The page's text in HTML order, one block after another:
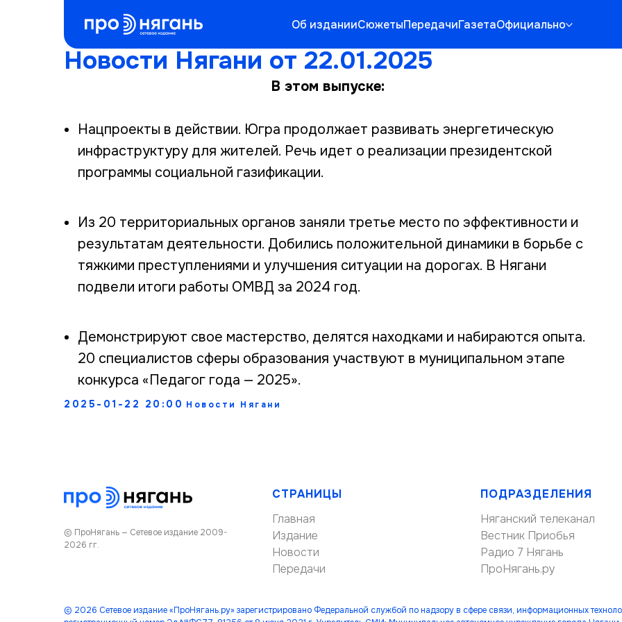
Об изданииСюжетыПередачиГазетаОфициально
Новости Нягани от 22.01.2025
В этом выпуске:
Нацпроекты в действии. Югра продолжает развивать энергетическую
инфраструктуру для жителей. Речь идет о реализации президентской
программы социальной газификации.
Из 20 территориальных органов заняли третье место по эффективности и
результатам деятельности. Добились положительной динамики в борьбе с
тяжкими преступлениями и улучшения ситуации на дорогах. В Нягани
подвели итоги работы ОМВД за 2024 год.
Демонстрируют свое мастерство, делятся находками и набираются опыта.
20 специалистов сферы образования участвуют в муниципальном этапе
конкурса «Педагог года — 2025».
2025-01-22 20:00 Новости Нягани
© ПроНягань — Сетевое издание 2009-
2026 гг.
СТРАНИЦЫ
Главная
Издание
Новости
Передачи
ПОДРАЗДЕЛЕНИЯ
Няганский телеканал
Вестник Приобья
Радио 7 Нягань
ПроНягань.ру
© 2026 Сетевое издание «ПроНягань.ру» зарегистрировано Федеральной службой по надзору в сфере связи, информационных